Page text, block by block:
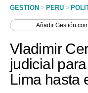
Economía
Mercados
GESTION > PERU >
AñadirGestión
Vladimir
judicial
Lima hasta